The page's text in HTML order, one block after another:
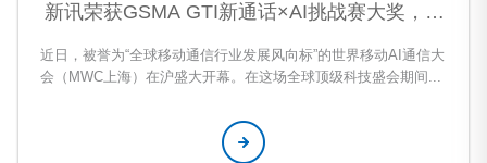
新讯荣获GSMA GTI新通话×AI挑战赛大奖，AI
近日，被誉为“全球移动通信行业发展风向标”的世界移动AI通信大
会（MWC上海）在沪盛大开幕。在这场全球顶级科技盛会期间，